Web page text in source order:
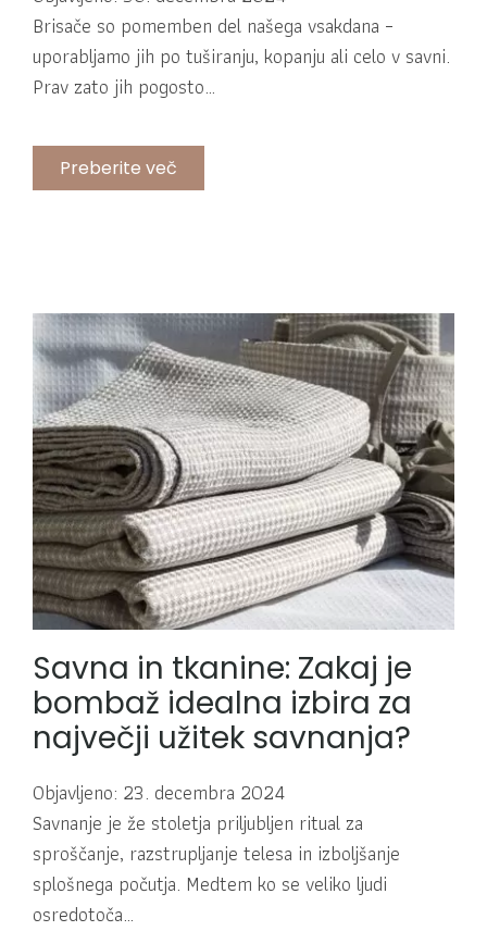
Brisače so pomemben del našega vsakdana –
uporabljamo jih po tuširanju, kopanju ali celo v savni.
Prav zato jih pogosto…
Preberite več
Savna in tkanine: Zakaj je
bombaž idealna izbira za
največji užitek savnanja?
Objavljeno: 23. decembra 2024
Savnanje je že stoletja priljubljen ritual za
sproščanje, razstrupljanje telesa in izboljšanje
splošnega počutja. Medtem ko se veliko ljudi
osredotoča…